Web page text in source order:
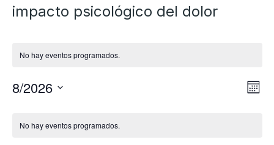
impacto psicológico del dolor
No hay eventos programados.
Mes
8/2026
Calendario
No hay eventos programados.